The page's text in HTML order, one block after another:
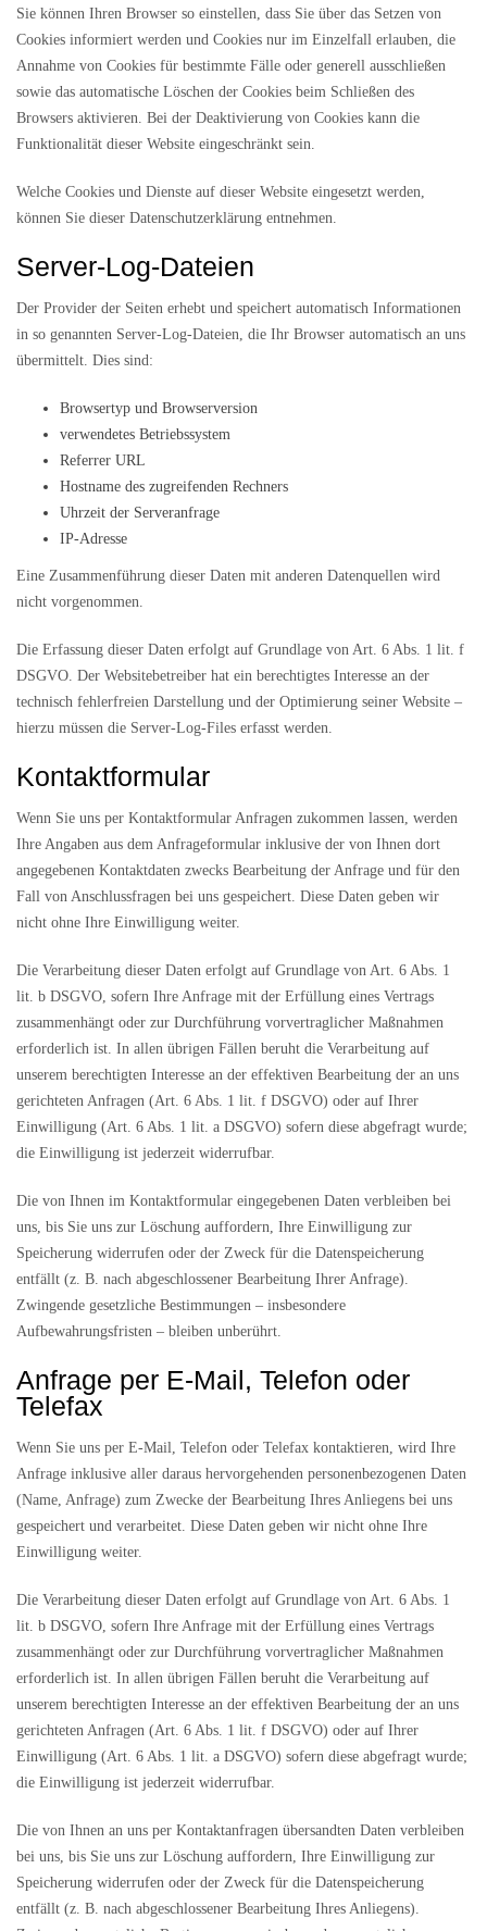
Sie können Ihren Browser so einstellen, dass Sie über das Setzen von
Cookies informiert werden und Cookies nur im Einzelfall erlauben, die
Annahme von Cookies für bestimmte Fälle oder generell ausschließen
sowie das automatische Löschen der Cookies beim Schließen des
Browsers aktivieren. Bei der Deaktivierung von Cookies kann die
Funktionalität dieser Website eingeschränkt sein.
Welche Cookies und Dienste auf dieser Website eingesetzt werden,
können Sie dieser Datenschutzerklärung entnehmen.
Server-Log-Dateien
Der Provider der Seiten erhebt und speichert automatisch Informationen
in so genannten Server-Log-Dateien, die Ihr Browser automatisch an uns
übermittelt. Dies sind:
Browsertyp und Browserversion
verwendetes Betriebssystem
Referrer URL
Hostname des zugreifenden Rechners
Uhrzeit der Serveranfrage
IP-Adresse
Eine Zusammenführung dieser Daten mit anderen Datenquellen wird
nicht vorgenommen.
Die Erfassung dieser Daten erfolgt auf Grundlage von Art. 6 Abs. 1 lit. f
DSGVO. Der Websitebetreiber hat ein berechtigtes Interesse an der
technisch fehlerfreien Darstellung und der Optimierung seiner Website –
hierzu müssen die Server-Log-Files erfasst werden.
Kontaktformular
Wenn Sie uns per Kontaktformular Anfragen zukommen lassen, werden
Ihre Angaben aus dem Anfrageformular inklusive der von Ihnen dort
angegebenen Kontaktdaten zwecks Bearbeitung der Anfrage und für den
Fall von Anschlussfragen bei uns gespeichert. Diese Daten geben wir
nicht ohne Ihre Einwilligung weiter.
Die Verarbeitung dieser Daten erfolgt auf Grundlage von Art. 6 Abs. 1
lit. b DSGVO, sofern Ihre Anfrage mit der Erfüllung eines Vertrags
zusammenhängt oder zur Durchführung vorvertraglicher Maßnahmen
erforderlich ist. In allen übrigen Fällen beruht die Verarbeitung auf
unserem berechtigten Interesse an der effektiven Bearbeitung der an uns
gerichteten Anfragen (Art. 6 Abs. 1 lit. f DSGVO) oder auf Ihrer
Einwilligung (Art. 6 Abs. 1 lit. a DSGVO) sofern diese abgefragt wurde;
die Einwilligung ist jederzeit widerrufbar.
Die von Ihnen im Kontaktformular eingegebenen Daten verbleiben bei
uns, bis Sie uns zur Löschung auffordern, Ihre Einwilligung zur
Speicherung widerrufen oder der Zweck für die Datenspeicherung
entfällt (z. B. nach abgeschlossener Bearbeitung Ihrer Anfrage).
Zwingende gesetzliche Bestimmungen – insbesondere
Aufbewahrungsfristen – bleiben unberührt.
Anfrage per E-Mail, Telefon oder
Telefax
Wenn Sie uns per E-Mail, Telefon oder Telefax kontaktieren, wird Ihre
Anfrage inklusive aller daraus hervorgehenden personenbezogenen Daten
(Name, Anfrage) zum Zwecke der Bearbeitung Ihres Anliegens bei uns
gespeichert und verarbeitet. Diese Daten geben wir nicht ohne Ihre
Einwilligung weiter.
Die Verarbeitung dieser Daten erfolgt auf Grundlage von Art. 6 Abs. 1
lit. b DSGVO, sofern Ihre Anfrage mit der Erfüllung eines Vertrags
zusammenhängt oder zur Durchführung vorvertraglicher Maßnahmen
erforderlich ist. In allen übrigen Fällen beruht die Verarbeitung auf
unserem berechtigten Interesse an der effektiven Bearbeitung der an uns
gerichteten Anfragen (Art. 6 Abs. 1 lit. f DSGVO) oder auf Ihrer
Einwilligung (Art. 6 Abs. 1 lit. a DSGVO) sofern diese abgefragt wurde;
die Einwilligung ist jederzeit widerrufbar.
Die von Ihnen an uns per Kontaktanfragen übersandten Daten verbleiben
bei uns, bis Sie uns zur Löschung auffordern, Ihre Einwilligung zur
Speicherung widerrufen oder der Zweck für die Datenspeicherung
entfällt (z. B. nach abgeschlossener Bearbeitung Ihres Anliegens).